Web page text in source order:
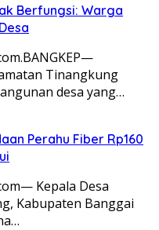
Berfungsi: Warga
Tinangkung
desa yang…
Perahu Fiber Rp160
Kepala Desa
Kabupaten Banggai